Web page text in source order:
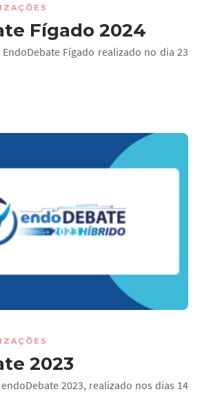
Fígado 2024
Fígado realizado no dia 23
2023
2023, realizado nos dias 14